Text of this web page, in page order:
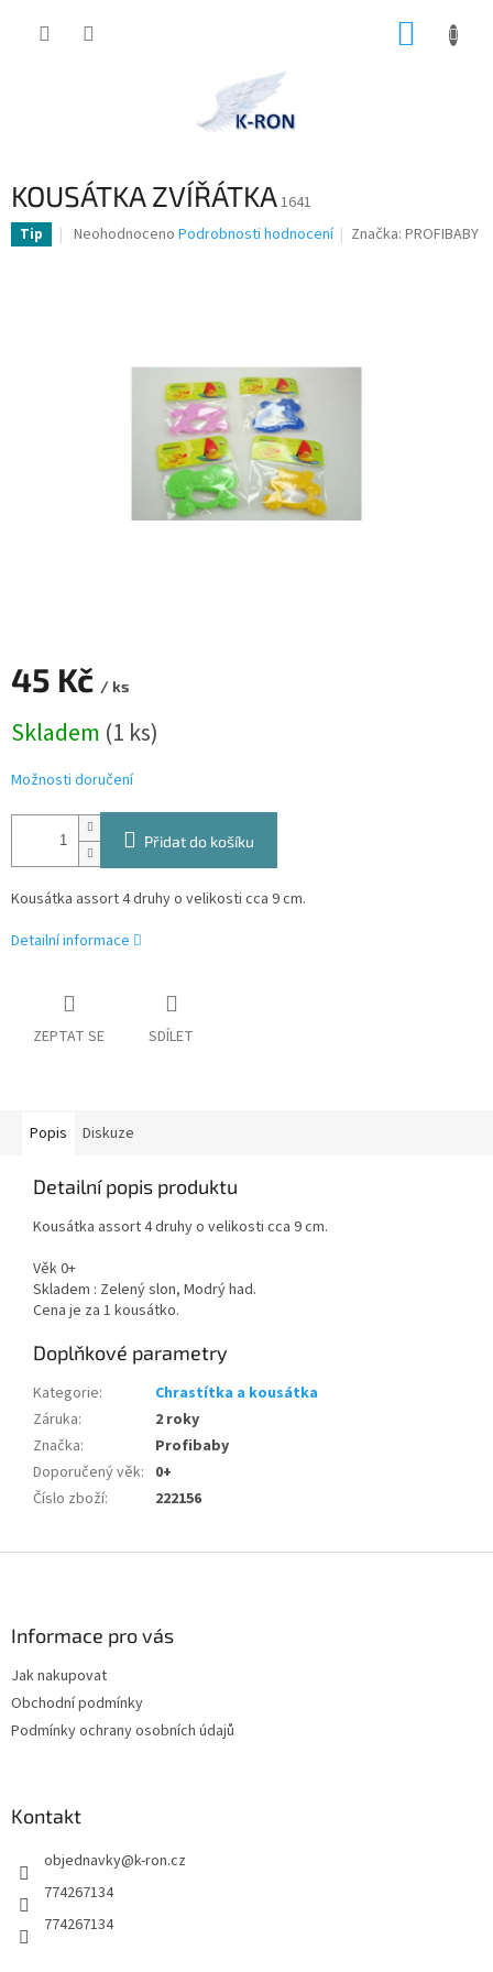
KOUSÁTKA ZVÍŘÁTKA1641
Tip
Průměrné
Neohodnoceno Podrobnosti hodnocení Značka:PROFIBABY
45 Kč / ks
cena:
Skladem (1 ks)
Možnosti doručení
Přidat do košíku
Kousátka assort 4 druhy o velikosti cca 9 cm.
Detailní informace
ZEPTAT SE SDÍLET
Popis Diskuze
Detailní popis produktu
Kousátka assort 4 druhy o velikosti cca 9 cm.
Věk 0+
Skladem : Zelený slon, Modrý had.
Cena je za 1 kousátko.
Doplňkové parametry
Kategorie:
Chrastítka a kousátka
Záruka:
2 roky
Značka:
Profibaby
Doporučený věk: 0+
Číslo zboží: 222156
Informace pro vás
Jak nakupovat
Obchodní podmínky
Podmínky ochrany osobních údajů
Kontakt
objednavky@k-ron.cz
774267134
774267134